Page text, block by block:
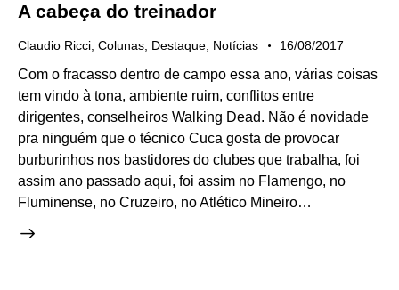
A cabeça do treinador
Claudio Ricci, Colunas, Destaque, Notícias 16/08/2017
Com o fracasso dentro de campo essa ano, várias coisas
tem vindo à tona, ambiente ruim, conflitos entre
dirigentes, conselheiros Walking Dead. Não é novidade
pra ninguém que o técnico Cuca gosta de provocar
burburinhos nos bastidores do clubes que trabalha, foi
assim ano passado aqui, foi assim no Flamengo, no
Fluminense, no Cruzeiro, no Atlético Mineiro…